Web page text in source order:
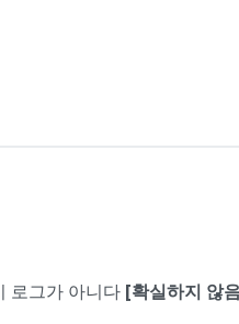
로그가 아니다 [확실하지 않